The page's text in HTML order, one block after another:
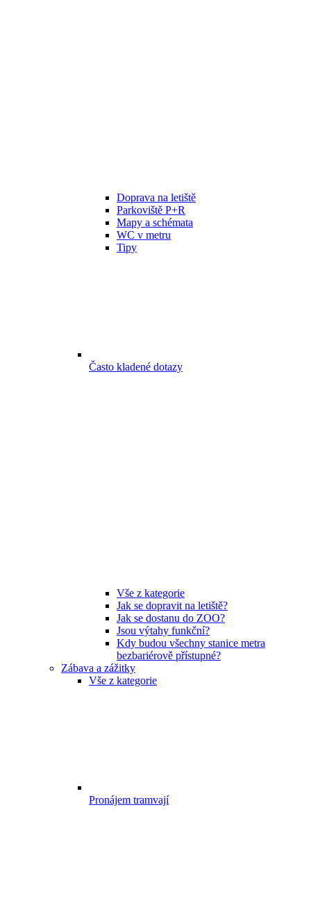
Doprava na letiště
Parkoviště P+R
Mapy a schémata
WC v metru
Tipy
Často kladené dotazy
Vše z kategorie
Jak se dopravit na letiště?
Jak se dostanu do ZOO?
Jsou výtahy funkční?
Kdy budou všechny stanice metra
bezbariérově přístupné?
Zábava a zážitky
Vše z kategorie
Pronájem tramvají